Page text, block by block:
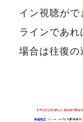
イン視聴がで
ラインであれ
場合は往復の